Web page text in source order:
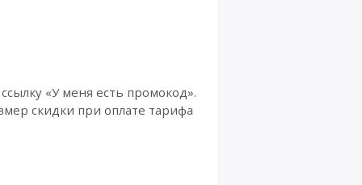
«У меня есть промокод».
скидки при оплате тарифа